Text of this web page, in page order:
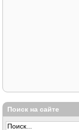
Поиск на сайте